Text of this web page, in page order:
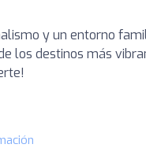
y un entorno
los destinos más